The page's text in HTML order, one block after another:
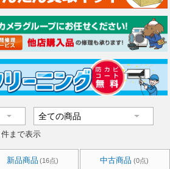
件まで表示
新品商品 (16点) 中古商品 (0点)